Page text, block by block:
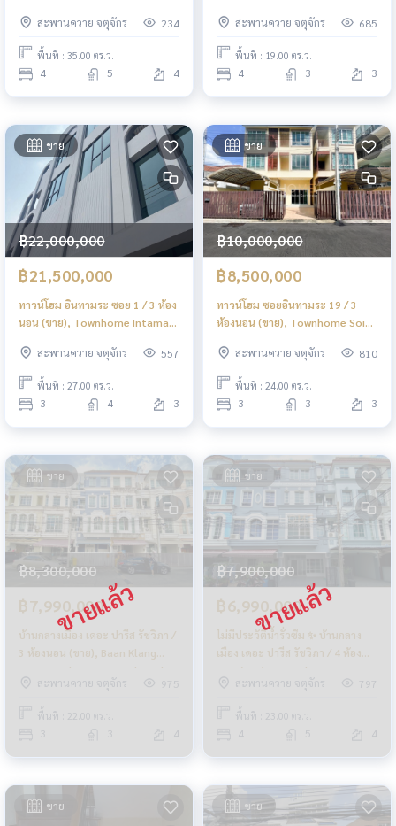
SRT Red Line Wat Semian Nari /
4 Bedrooms (FOR SALE) BNS017
สะพานควาย จตุจักร 234
พื้นที่ : 35.00 ตร.ว.
4 5 4
Bedrooms (SALE) TPM110
สะพานควาย จตุจักร 685
พื้นที่ : 19.00 ตร.ว.
4 3 3
ขาย
฿22,000,000
฿21,500,000
ทาวน์โฮม อินทามระ ซอย 1 / 3 ห้อง
นอน (ขาย), Townhome Intamara
MEAW632
สะพานควาย จตุจักร 557
พื้นที่ : 27.00 ตร.ว.
3 4 3
ขาย
฿10,000,000
฿8,500,000
ทาวน์โฮม ซอยอินทามระ 19 / 3
ห้องนอน (ขาย), Townhome Soi
(SALE) PLOYW370
สะพานควาย จตุจักร 810
พื้นที่ : 24.00 ตร.ว.
3 3 3
ขาย
฿8,300,000
฿7,990,000
บ้านกลางเมือง เดอะ ปารีส รัชวิภา /
3 ห้องนอน (ขาย), Baan Klang
Mueang The Paris Ratchavipha
/ 3 Bedrooms (SALE) GAMET620
สะพานควาย จตุจักร 975
พื้นที่ : 22.00 ตร.ว.
4
ขาย
฿7,900,000
฿6,990,000
ไม่มีประวัติน้ำรั่วซึม ✨ บ้านกลาง
เมือง เดอะ ปารีส รัชวิภา / 4 ห้อง
นอน (ขาย), Baan Klang Mueang
The Paris Ratchavipha / 4
Bedrooms (SALE) GAMET622
สะพานควาย จตุจักร 797
พื้นที่ : 23.00 ตร.ว.
4 5 4
ขาย ขาย